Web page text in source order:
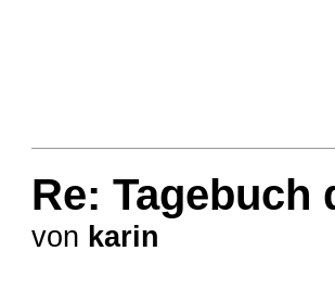
Re: Tagebuch
von karin